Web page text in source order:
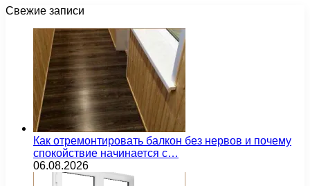
Свежие записи
Как отремонтировать балкон без нервов и почему
спокойствие начинается с…
06.08.2026